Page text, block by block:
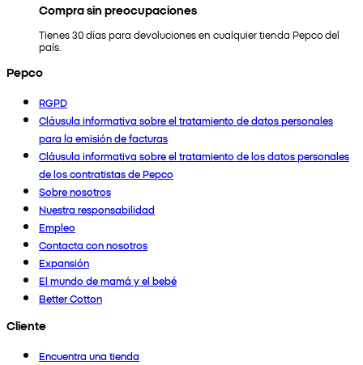
Compra sin preocupaciones
Tienes 30 días para devoluciones en cualquier tienda Pepco del
país.
Pepco
RGPD
Cláusula informativa sobre el tratamiento de datos personales
para la emisión de facturas
Cláusula informativa sobre el tratamiento de los datos personales
de los contratistas de Pepco
Sobre nosotros
Nuestra responsabilidad
Empleo
Contacta con nosotros
Expansión
El mundo de mamá y el bebé
Better Cotton
Cliente
Encuentra una tienda